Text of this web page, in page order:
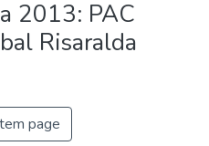
2013: PAC
Risaralda
page